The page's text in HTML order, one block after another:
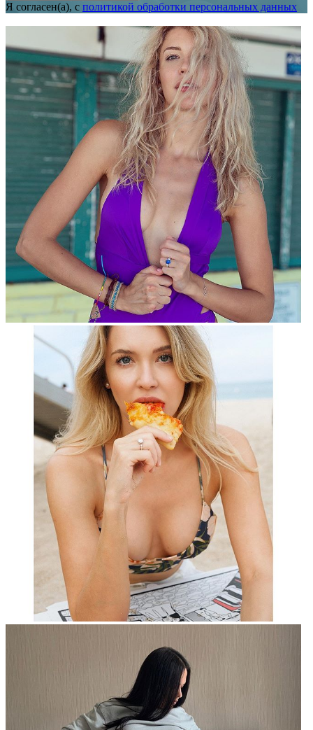
Я согласен(а), с политикой обработки персональных данных